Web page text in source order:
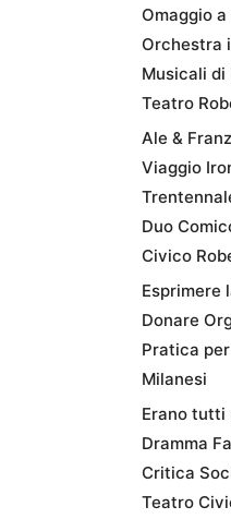
Omaggio
Orchestra
Musicali di
Teatro
Ale &
Viaggio
Duo
Civico
Esprimere
Donare
Pratica
Milanesi
Erano tutti
Dramma
Critica
Teatro